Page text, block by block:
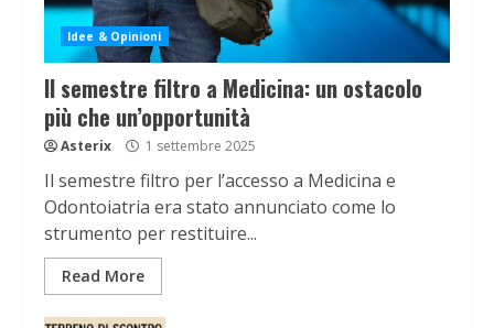
Idee & Opinioni
Il semestre filtro a Medicina: un ostacolo
più che un’opportunità
Asterix 1 settembre 2025
Il semestre filtro per l’accesso a Medicina e
Odontoiatria era stato annunciato come lo
strumento per restituire...
Read More